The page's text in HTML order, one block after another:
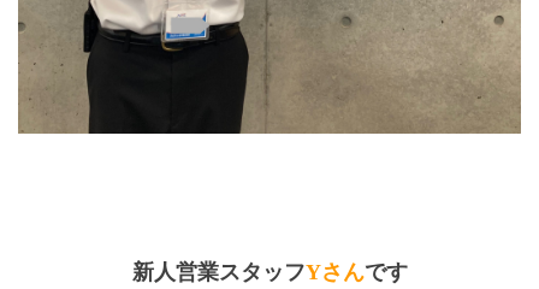
新人営業スタッフYさんです